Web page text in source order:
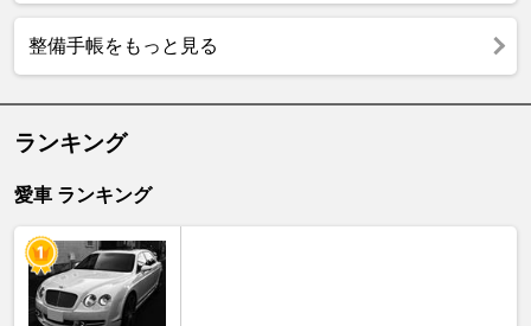
整備手帳をもっと見る
ランキング
愛車 ランキング